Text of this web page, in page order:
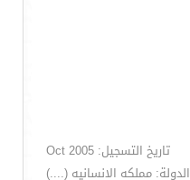
تاريخ التسجيل: Oct 2005
الدولة: مملكه الانسانيه (....)